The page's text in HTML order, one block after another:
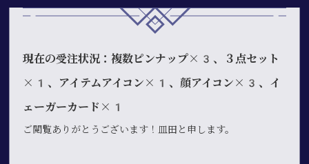
現在の受注状況：複数ピンナップ×3、３点セット
×1、アイテムアイコン×1、顔アイコン×3、イ
ェーガーカード×1
ご閲覧ありがとうございます！皿田と申します。